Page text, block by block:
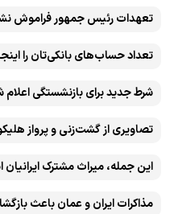
تعهدات رئیس جمهور فراموش
تعداد حساب‌های بانکی‌تان را
شرط جدید برای بازنشستگی اعلام
تصاویری از گشت‌زنی و پرواز
این جمله، میراث مشترک
مذاکرات ایران و عمان باعث